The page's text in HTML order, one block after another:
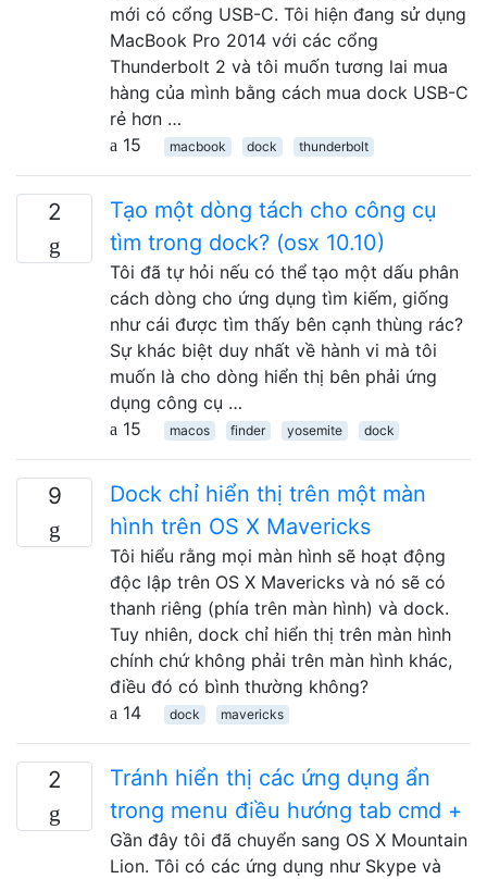
mới có cổng USB-C. Tôi hiện đang sử dụng
MacBook Pro 2014 với các cổng
Thunderbolt 2 và tôi muốn tương lai mua
hàng của mình bằng cách mua dock USB-C
rẻ hơn …
15
macbook dock thunderbolt
2
Tạo một dòng tách cho công cụ
tìm trong dock? (osx 10.10)
Tôi đã tự hỏi nếu có thể tạo một dấu phân
cách dòng cho ứng dụng tìm kiếm, giống
như cái được tìm thấy bên cạnh thùng rác?
Sự khác biệt duy nhất về hành vi mà tôi
muốn là cho dòng hiển thị bên phải ứng
dụng công cụ …
15
macos finder yosemite dock
9
Dock chỉ hiển thị trên một màn
hình trên OS X Mavericks
Tôi hiểu rằng mọi màn hình sẽ hoạt động
độc lập trên OS X Mavericks và nó sẽ có
thanh riêng (phía trên màn hình) và dock.
Tuy nhiên, dock chỉ hiển thị trên màn hình
chính chứ không phải trên màn hình khác,
điều đó có bình thường không?
14
dock mavericks
2
Tránh hiển thị các ứng dụng ẩn
trong menu điều hướng tab cmd +
Gần đây tôi đã chuyển sang OS X Mountain
Lion. Tôi có các ứng dụng như Skype và